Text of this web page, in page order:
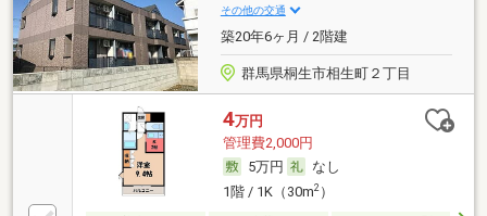
その他の交通
築20年6ヶ月 / 2階建
群馬県桐生市相生町２丁目
4万円
管理費2,000円
5万円
なし
1階 / 1K（30m2）